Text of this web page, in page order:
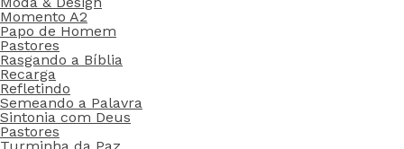
Momento A2
Papo de Homem
Pastores
Rasgando a Bíblia
Recarga
Refletindo
Semeando a Palavra
Sintonia com Deus
Pastores